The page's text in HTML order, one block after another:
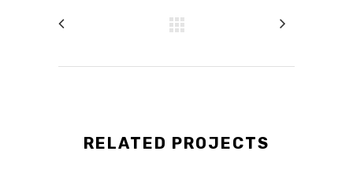
RELATED PROJECTS